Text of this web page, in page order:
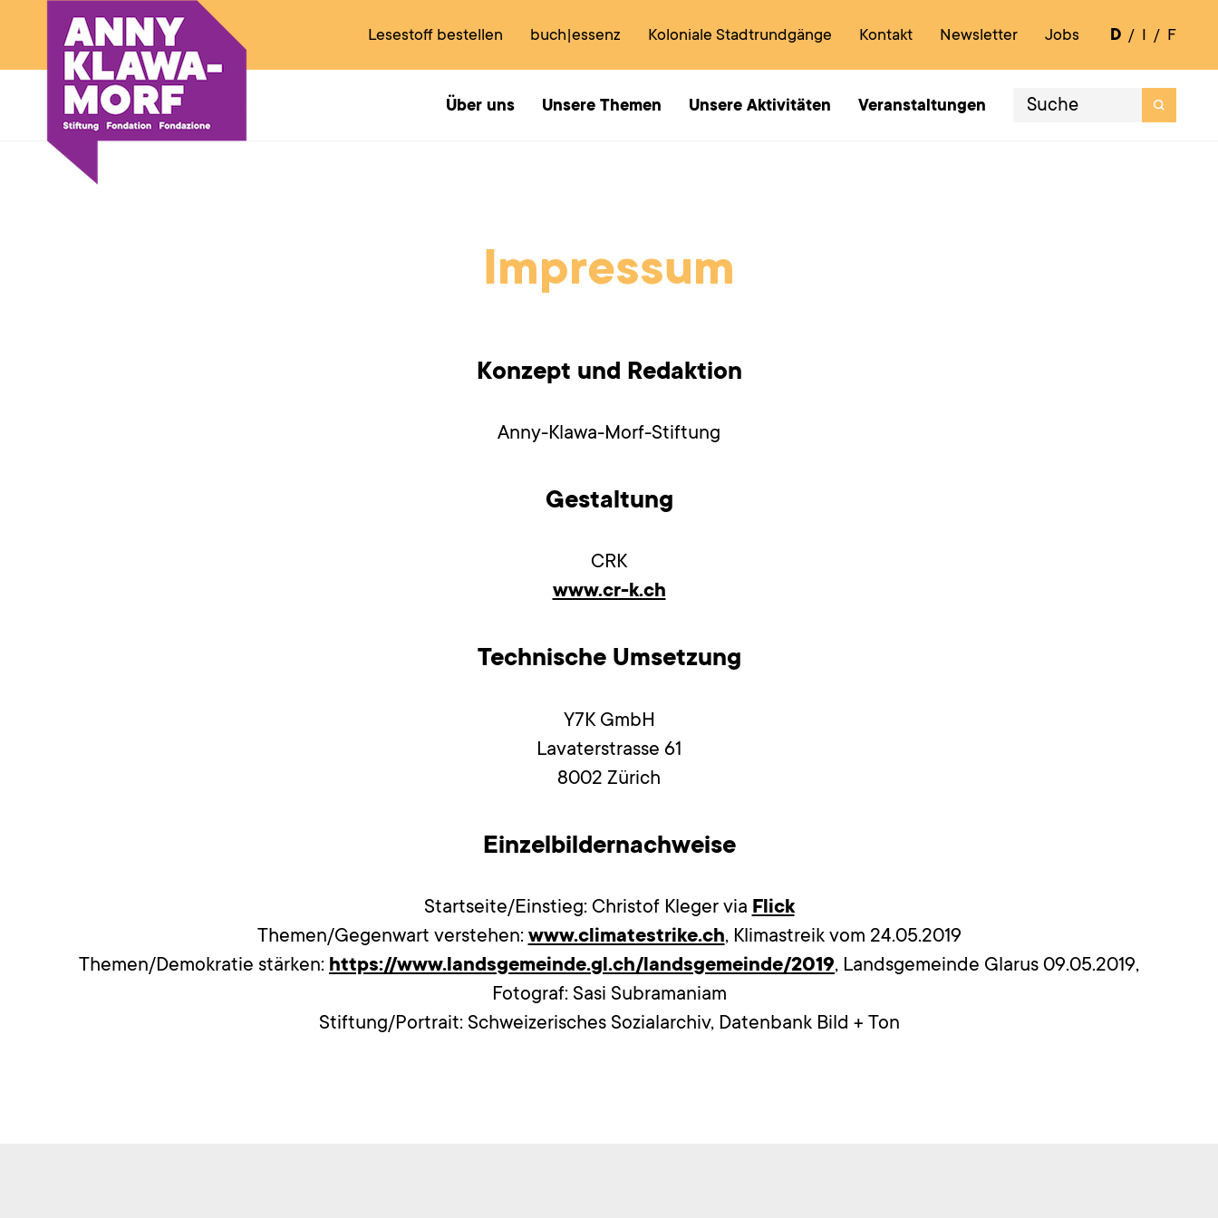
Über uns Unsere Themen Unsere Aktivitäten Veranstaltungen
Lesestoff bestellen buch|essenz Koloniale Stadtrundgänge Kontakt Newsletter Jobs D I F
Impressum
Konzept und Redaktion
Anny-Klawa-Morf-Stiftung
Gestaltung
CRK
www.cr-k.ch
Technische Umsetzung
Y7K GmbH
Lavaterstrasse 61
8002 Zürich
Einzelbildernachweise
Startseite/Einstieg: Christof Kleger via Flick
Themen/Gegenwart verstehen: www.climatestrike.ch, Klimastreik vom 24.05.2019
Themen/Demokratie stärken: https://www.landsgemeinde.gl.ch/landsgemeinde/2019, Landsgemeinde Glarus 09.05.2019,
Fotograf: Sasi Subramaniam
Stiftung/Portrait: Schweizerisches Sozialarchiv, Datenbank Bild + Ton